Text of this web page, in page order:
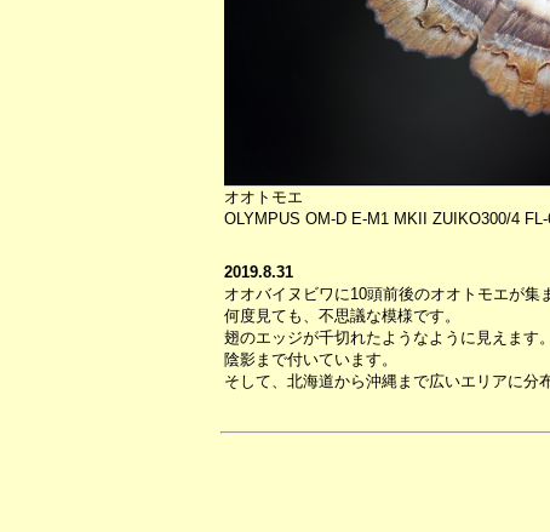
オオトモエ
OLYMPUS OM-D E-M1 MKII ZUIKO300/4 FL-
2019.8.31
オオバイヌビワに10頭前後のオオトモエが集
何度見ても、不思議な模様です。
翅のエッジが千切れたようなように見えます。
陰影まで付いています。
そして、北海道から沖縄まで広いエリアに分